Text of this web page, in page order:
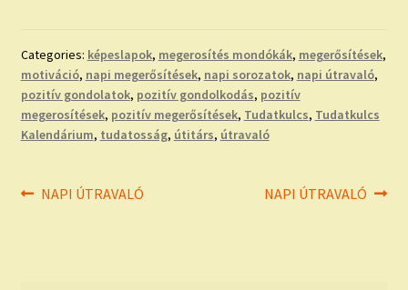
Categories: képeslapok, megerosítés mondókák, megerősítések,
motiváció, napi megerősítések, napi sorozatok, napi útravaló,
pozitív gondolatok, pozitív gondolkodás, pozitív
megerosítések, pozitív megerősítések, Tudatkulcs, Tudatkulcs
Kalendárium, tudatosság, útitárs, útravaló
Bejegyzés
Previous
NAPI ÚTRAVALÓ
Next
NAPI ÚTRAVALÓ